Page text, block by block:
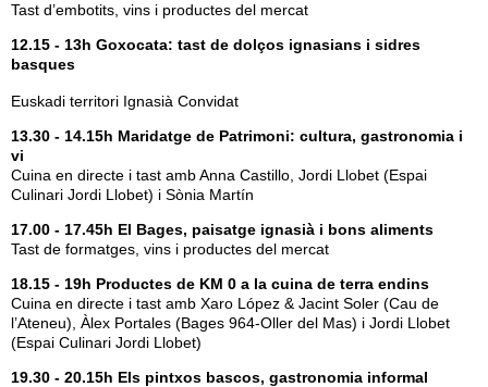
Tast d’embotits, vins i productes del mercat
12.15 - 13h Goxocata: tast de dolços ignasians i sidres
basques
Euskadi territori Ignasià Convidat
13.30 - 14.15h Maridatge de Patrimoni: cultura, gastronomia i
vi
Cuina en directe i tast amb Anna Castillo, Jordi Llobet (Espai
Culinari Jordi Llobet) i Sònia Martín
17.00 - 17.45h El Bages, paisatge ignasià i bons aliments
Tast de formatges, vins i productes del mercat
18.15 - 19h Productes de KM 0 a la cuina de terra endins
Cuina en directe i tast amb Xaro López & Jacint Soler (Cau de
l’Ateneu), Àlex Portales (Bages 964-Oller del Mas) i Jordi Llobet
(Espai Culinari Jordi Llobet)
19.30 - 20.15h Els pintxos bascos, gastronomia informal